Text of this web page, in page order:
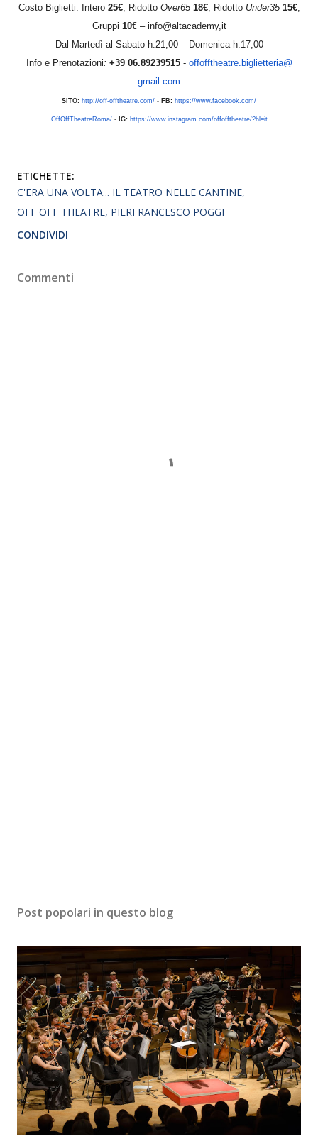
Costo Biglietti: Intero 25€; Ridotto Over65 18€; Ridotto Under35 15€;
Gruppi 10€– info@altacademy,it
Dal Martedì al Sabato h.21,00 – Domenica h.17,00
Info e Prenotazioni: +39 06.89239515 - offofftheatre.biglietteria@
gmail.com
SITO: http://off-offtheatre.com/ - FB: https://www.facebook.com/
OffOffTheatreRoma/- IG: https://www.instagram.com/offofftheatre/?hl=it
ETICHETTE:
C'ERA UNA VOLTA... IL TEATRO NELLE CANTINE
OFF OFF THEATRE PIERFRANCESCO POGGI
CONDIVIDI
Commenti
Post popolari in questo blog